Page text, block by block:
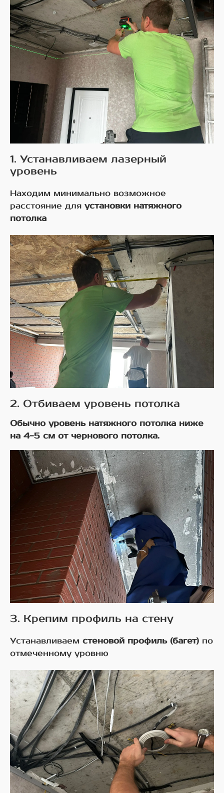
1. Устанавливаем лазерный
уровень
Находим минимально возможное
расстояние для установки натяжного
потолка
2. Отбиваем уровень потолка
Обычно уровень натяжного потолка ниже
на 4-5 см от чернового потолка.
3. Крепим профиль на стену
Устанавливаем стеновой профиль (багет) по
отмеченному уровню